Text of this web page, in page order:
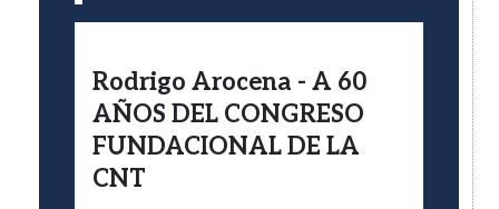
Rodrigo Arocena - A 60
AÑOS DEL CONGRESO
FUNDACIONAL DE LA
CNT